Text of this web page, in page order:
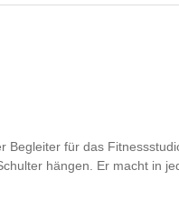
Begleiter für das
hängen. Er macht in